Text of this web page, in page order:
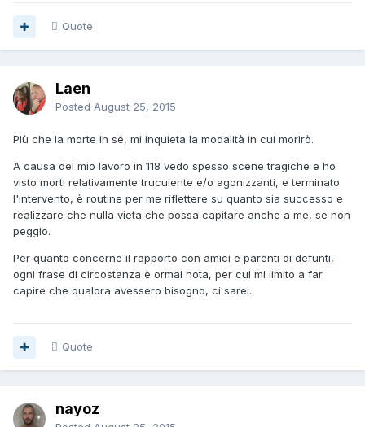
Quote
Laen
Posted August 25, 2015
Più che la morte in sé, mi inquieta la modalità in cui morirò.
A causa del mio lavoro in 118 vedo spesso scene tragiche e ho
visto morti relativamente truculente e/o agonizzanti, e terminato
l'intervento, è routine per me riflettere su quanto sia successo e
realizzare che nulla vieta che possa capitare anche a me, se non
peggio.
Per quanto concerne il rapporto con amici e parenti di defunti,
ogni frase di circostanza è ormai nota, per cui mi limito a far
capire che qualora avessero bisogno, ci sarei.
Quote
nayoz